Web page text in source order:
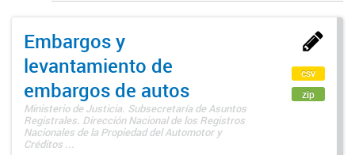
Embargos y
levantamiento de
embargos de autos
Ministerio de Justicia. Subsecretaría de Asuntos
Registrales. Dirección Nacional de los Registros
Nacionales de la Propiedad del Automotor y
Créditos ...
csv
zip